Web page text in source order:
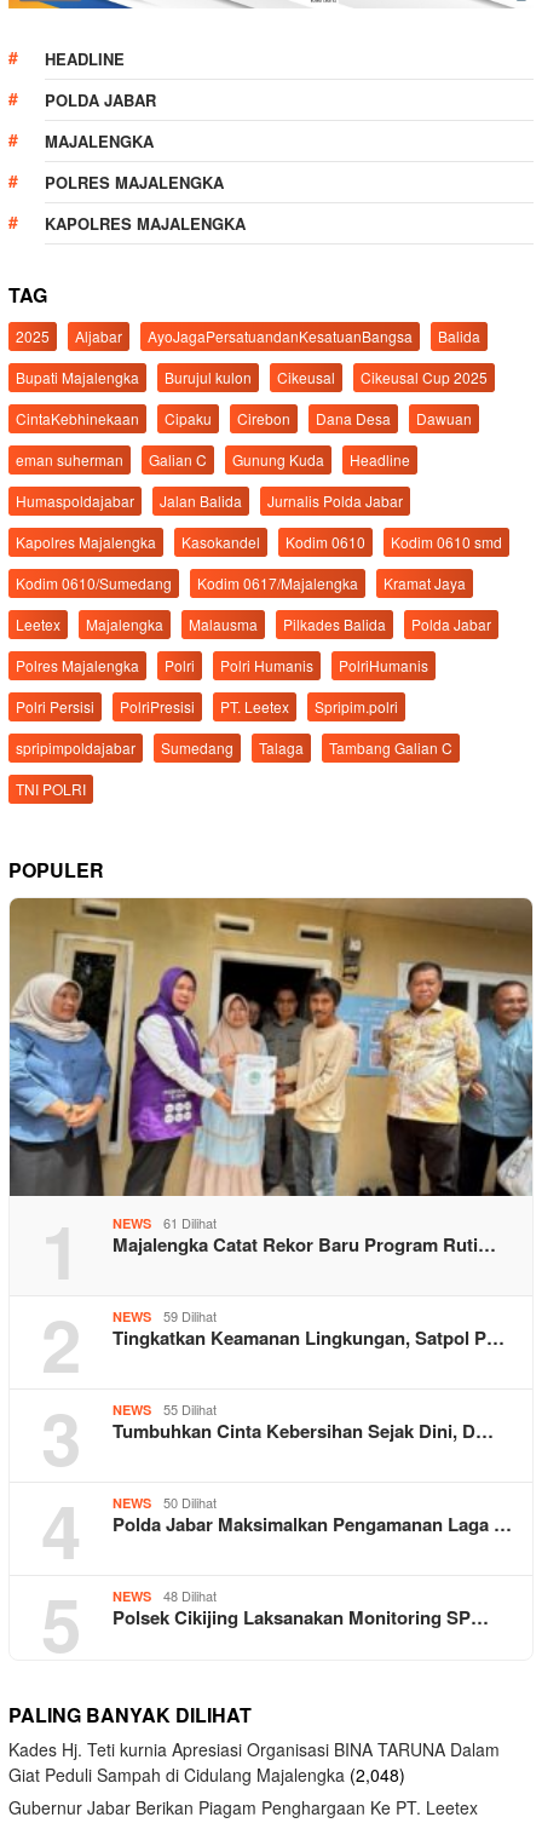
HEADLINE
POLDA JABAR
MAJALENGKA
POLRES MAJALENGKA
KAPOLRES MAJALENGKA
TAG
2025 Aljabar AyoJagaPersatuandanKesatuanBangsa
Balida
Bupati Majalengka
Burujul kulon Cikeusal
Cikeusal Cup 2025
CintaKebhinekaan
Cipaku Cirebon Dana Desa
Dawuan
eman suherman
Galian C Gunung Kuda
Headline
Humaspoldajabar
Jalan Balida
Jurnalis Polda Jabar
Kapolres Majalengka
Kasokandel Kodim 0610
Kodim 0610 smd
Kodim 0610/Sumedang
Kodim 0617/Majalengka
Kramat Jaya
Leetex
Majalengka Malausma Pilkades Balida
Polda Jabar
Polres Majalengka
Polri Polri Humanis
PolriHumanis
Polri Persisi
PolriPresisi PT. Leetex
Spripim.polri
spripimpoldajabar
Sumedang Talaga
Tambang Galian C
TNI POLRI
POPULER
1 NEWS 61 Dilihat
Majalengka Catat Rekor Baru Program Ruti…
2 NEWS 59 Dilihat
Tingkatkan Keamanan Lingkungan, Satpol P…
3 NEWS 55 Dilihat
Tumbuhkan Cinta Kebersihan Sejak Dini, D…
4 NEWS 50 Dilihat
Polda Jabar Maksimalkan Pengamanan Laga …
5 NEWS 48 Dilihat
Polsek Cikijing Laksanakan Monitoring SP…
PALING BANYAK DILIHAT
Kades Hj. Teti kurnia Apresiasi Organisasi BINA TARUNA Dalam
Giat Peduli Sampah di Cidulang Majalengka (2,048)
Gubernur Jabar Berikan Piagam Penghargaan Ke PT. Leetex